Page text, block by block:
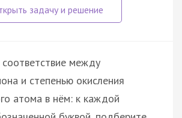
соответствие между
и степенью окисления
атома в нём: к каждой